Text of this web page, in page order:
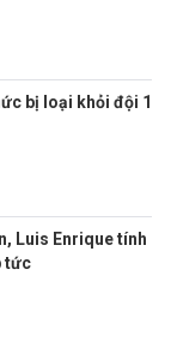
bị loại khỏi đội 1
Luis Enrique tính
tức